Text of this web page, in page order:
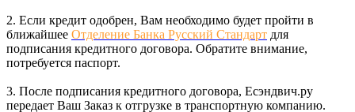
2. Если кредит одобрен, Вам необходимо будет пройти в
ближайшее Отделение Банка Русский Стандарт для
подписания кредитного договора. Обратите внимание,
потребуется паспорт.
3. После подписания кредитного договора, Есэндвич.ру
передает Ваш Заказ к отгрузке в транспортную компанию.